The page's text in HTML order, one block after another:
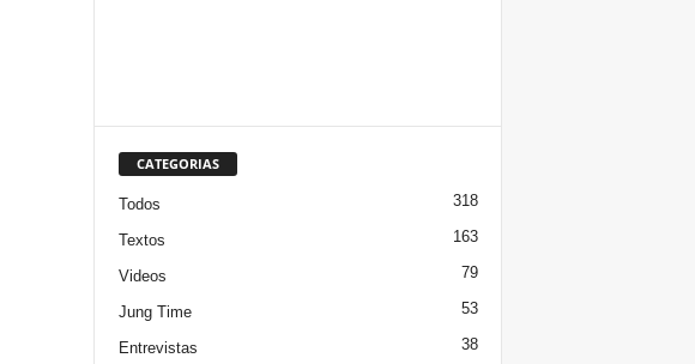
CATEGORIAS
Todos 318
Textos 163
Videos 79
Jung Time 53
Entrevistas 38